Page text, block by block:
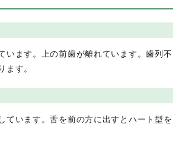
います。上の前歯が離れています。歯列不
ます。
ています。舌を前の方に出すとハート型を